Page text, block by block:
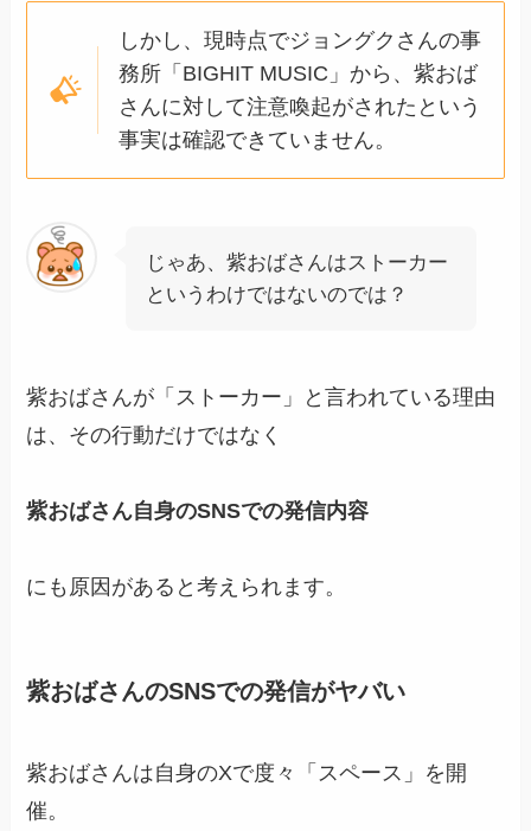
しかし、現時点でジョングクさんの事
務所「BIGHIT MUSIC」から、紫おば
さんに対して注意喚起がされたという
事実は確認できていません。
じゃあ、紫おばさんはストーカー
というわけではないのでは？
紫おばさんが「ストーカー」と言われている理由
は、その行動だけではなく
紫おばさん自身のSNSでの発信内容
にも原因があると考えられます。
紫おばさんのSNSでの発信がヤバい
紫おばさんは自身のXで度々「スペース」を開
催。